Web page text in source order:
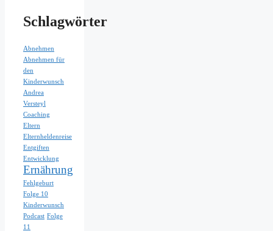
Schlagwörter
Abnehmen
Abnehmen für
den
Kinderwunsch
Andrea
Versteyl
Coaching
Eltern
Elternheldenreise
Entgiften
Entwicklung
Ernährung
Fehlgeburt
Folge 10
Kinderwunsch
Podcast Folge
11